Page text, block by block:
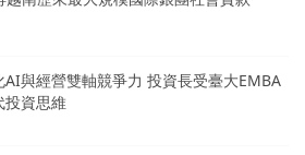
AI與經營雙軸競爭力 投資長受臺大EMBA
資思維